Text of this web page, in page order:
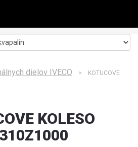
dielov IVECO > KOTUCOVE
KOLESO